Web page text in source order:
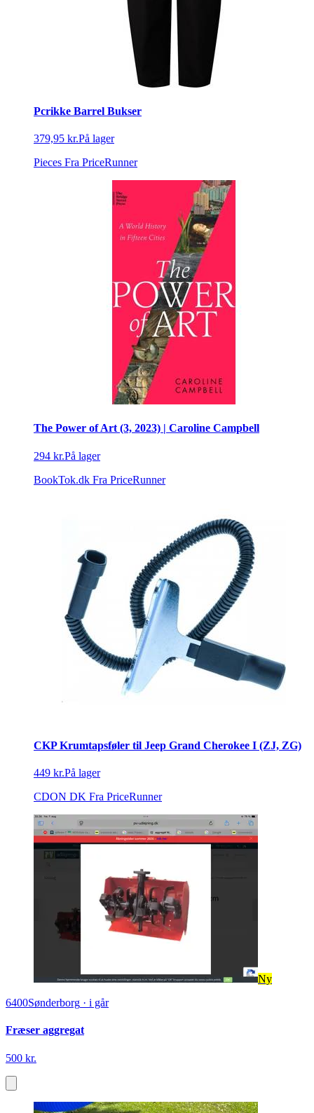
Pcrikke Barrel Bukser
379,95 kr.På lager
Pieces Fra PriceRunner
The Power of Art (3, 2023) | Caroline Campbell
294 kr.På lager
BookTok.dk Fra PriceRunner
CKP Krumtapsføler til Jeep Grand Cherokee I (ZJ, ZG)
449 kr.På lager
CDON DK Fra PriceRunner
Ny
6400Sønderborg · i går
Fræser aggregat
500 kr.